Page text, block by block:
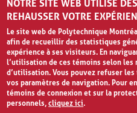
Envisagez d'élargir votre
retournera souvent plus de
NOTRE SITE WEB UTILISE
REHAUSSER VOTRE
Le site web de Polytechnique
afin de recueillir des statistiques
expérience à ses visiteurs. En
l’utilisation de ces témoins selon
d’utilisation. Vous pouvez refuser
vos paramètres de navigation. Pour
témoins de connexion et sur la
personnels,cliquez ici.